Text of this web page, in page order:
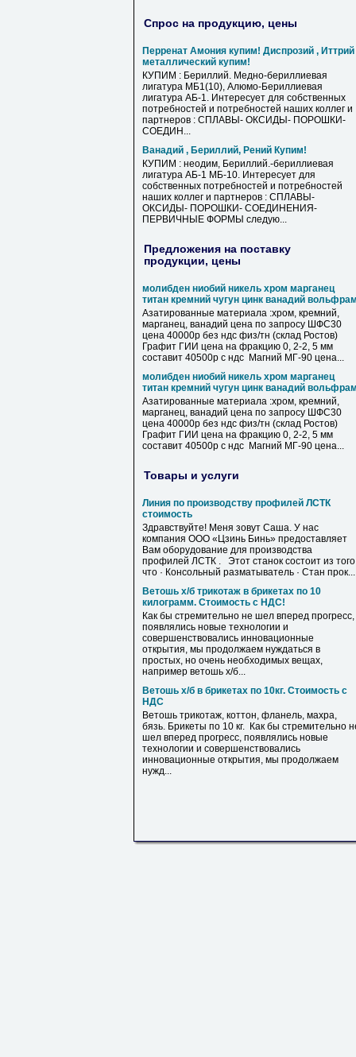
Спрос на продукцию, цены
Перренат Амония купим! Диспрозий , Иттрий
металлический купим!
КУПИМ : Бериллий. Медно-бериллиевая
лигатура МБ1(10), Алюмо-Бериллиевая
лигатура АБ-1. Интересует для собственных
потребностей и потребностей наших коллег и
партнеров : СПЛАВЫ- ОКСИДЫ- ПОРОШКИ-
СОЕДИН...
Ванадий , Бериллий, Рений Купим!
КУПИМ : неодим, Бериллий.-бериллиевая
лигатура АБ-1 МБ-10. Интересует для
собственных потребностей и потребностей
наших коллег и партнеров : СПЛАВЫ-
ОКСИДЫ- ПОРОШКИ- СОЕДИНЕНИЯ-
ПЕРВИЧНЫЕ ФОРМЫ следую...
Предложения на поставку
продукции, цены
молибден ниобий никель хром марганец
титан кремний чугун цинк ванадий
Азатированные материала :хром, кремний,
марганец, ванадий цена по запросу ШФС30
цена 40000р без ндс физ/тн (склад Ростов)
Графит ГИИ цена на фракцию 0, 2-2, 5 мм
составит 40500р с ндс Магний МГ-90 цена...
молибден ниобий никель хром марганец
титан кремний чугун цинк ванадий
Азатированные материала :хром, кремний,
марганец, ванадий цена по запросу ШФС30
цена 40000р без ндс физ/тн (склад Ростов)
Графит ГИИ цена на фракцию 0, 2-2, 5 мм
составит 40500р с ндс Магний МГ-90 цена...
Товары и услуги
Линия по производству профилей ЛСТК
стоимость
Здравствуйте! Меня зовут Саша. У нас
компания ООО «Цзинь Бинь» предоставляет
Вам оборудование для производства
профилей ЛСТК . Этот станок состоит из того
что · Консольный разматыватель · Стан прок...
Ветошь х/б трикотаж в брикетах по 10
килограмм. Стоимость с НДС!
Как бы стремительно не шел вперед прогресс,
появлялись новые технологии и
совершенствовались инновационные
открытия, мы продолжаем нуждаться в
простых, но очень необходимых вещах,
например ветошь х/б...
Ветошь х/б в брикетах по 10кг. Стоимость с
НДС
Ветошь трикотаж, коттон, фланель, махра,
бязь. Брикеты по 10 кг. Как бы стремительно
шел вперед прогресс, появлялись новые
технологии и совершенствовались
инновационные открытия, мы продолжаем
нужд...